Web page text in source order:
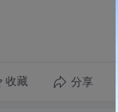
收藏 分享